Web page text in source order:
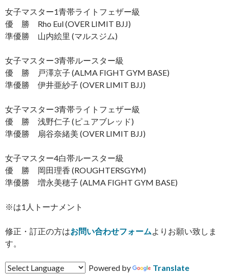
女子マスター1青帯ライトフェザー級
優 勝 Rho Eul (OVER LIMIT BJJ)
準優勝 山内絵里 (マルスジム)
女子マスター3青帯ルースター級
優 勝 戸澤京子 (ALMA FIGHT GYM BASE)
準優勝 伊井亜紗子 (OVER LIMIT BJJ)
女子マスター3青帯ライトフェザー級
優 勝 浅野仁子 (ピュアブレッド)
準優勝 扇谷奈緒美 (OVER LIMIT BJJ)
女子マスター4白帯ルースター級
優 勝 岡田理香 (ROUGHTERSGYM)
準優勝 増永美穂子 (ALMA FIGHT GYM BASE)
※は1人トーナメント
修正・訂正の方はお問い合わせフォーム よりお願い致しま
す。
Powered by Translate